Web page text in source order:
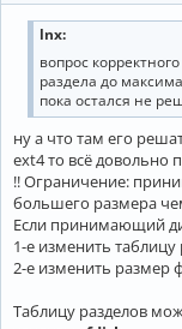
lnx:
вопрос
раздела до
пока остался не
ну а что там его
ext4 то всё довольно
!! Ограничение:
большего размера
Если принимающий
1-е изменить
2-е изменить размер
Таблицу разделов